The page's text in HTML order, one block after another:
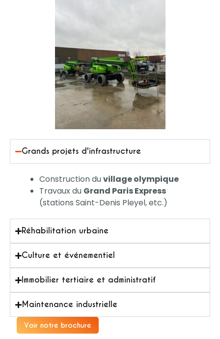
Grands projets d'infrastructure
Construction duvillage olympique
Travaux du Grand Paris Express
(stations Saint-Denis Pleyel, etc.)
Réhabilitation urbaine
Culture et événementiel
Immobilier tertiaire et administratif
Maintenance industrielle
Voir notre brochure